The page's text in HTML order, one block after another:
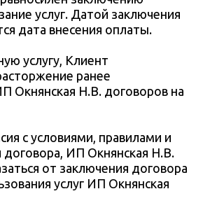
услуг. Датой заключения
дата внесения оплаты.
услугу, Клиент
ранее
Окнянская Н.В. договоров на
с условиями, правилами и
ИП Окнянская Н.В.
от заключения договора
услуг ИП Окнянская